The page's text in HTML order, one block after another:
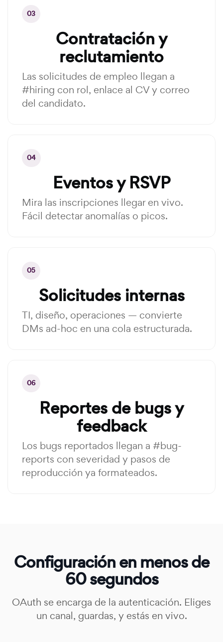
03
Contratación y
reclutamiento
Las solicitudes de empleo llegan a
#hiring con rol, enlace al CV y correo
del candidato.
04
Eventos y RSVP
Mira las inscripciones llegar en vivo.
Fácil detectar anomalías o picos.
05
Solicitudes internas
TI, diseño, operaciones — convierte
DMs ad-hoc en una cola estructurada.
06
Reportes de bugs y
feedback
Los bugs reportados llegan a #bug-
reports con severidad y pasos de
reproducción ya formateados.
Configuración en menos de
60 segundos
OAuth se encarga de la autenticación. Eliges
un canal, guardas, y estás en vivo.